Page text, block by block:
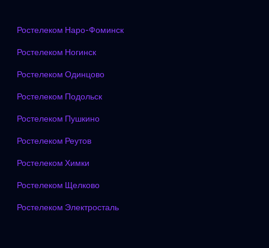
Ростелеком Наро-Фоминск
Ростелеком Ногинск
Ростелеком Одинцово
Ростелеком Подольск
Ростелеком Пушкино
Ростелеком Реутов
Ростелеком Химки
Ростелеком Щелково
Ростелеком Электросталь